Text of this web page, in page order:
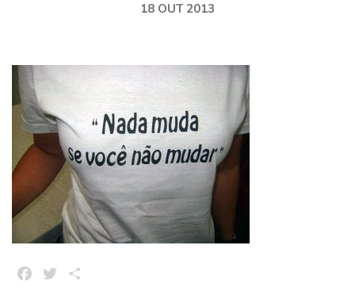
18 OUT 2013
FacebookTwitter